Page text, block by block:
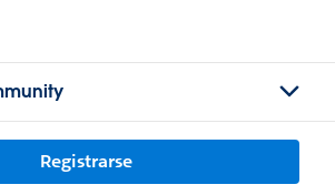
Registrarse